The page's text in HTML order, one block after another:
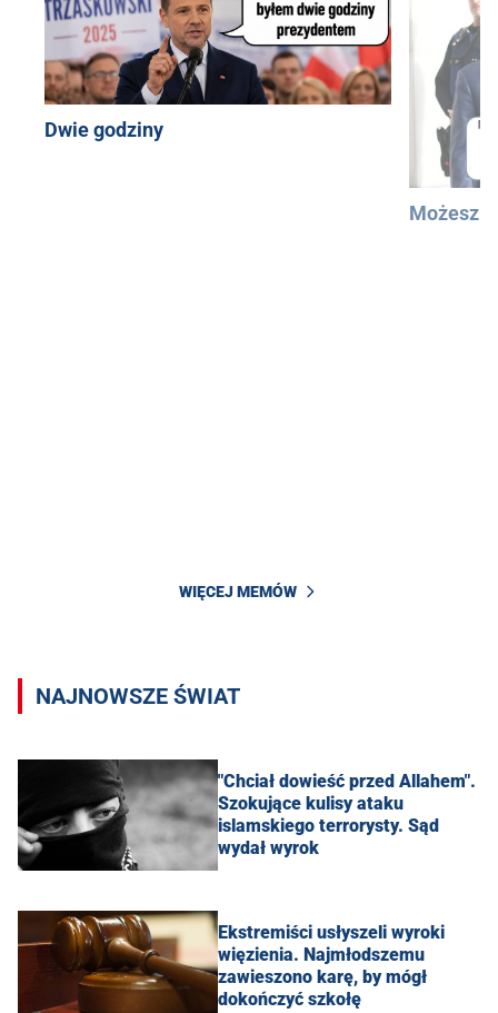
Dwie godziny
Możesz
WIĘCEJ MEMÓW
NAJNOWSZE ŚWIAT
"Chciał dowieść przed Allahem".
Szokujące kulisy ataku
islamskiego terrorysty. Sąd
wydał wyrok
Ekstremiści usłyszeli wyroki
więzienia. Najmłodszemu
zawieszono karę, by mógł
dokończyć szkołę